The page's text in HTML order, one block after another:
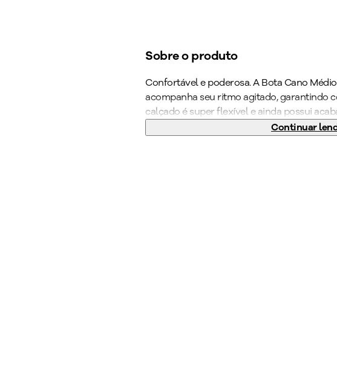
Sobre o produto
Confortável e poderosa. A Bota Cano
acompanha seu ritmo agitado, garantindo
calçado é super flexível e ainda possui
superfofinho, solado superaderente e
Continuar